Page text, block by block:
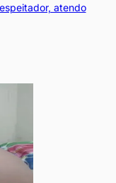
atendo